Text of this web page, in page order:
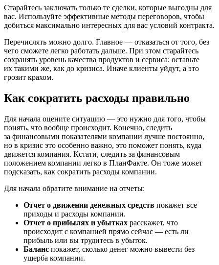
Старайтесь заключать только те сделки, которые выгодны для
вас. Используйте эффективные методы переговоров, чтобы
добиться максимально интересных для вас условий контракта.
Перечислять можно долго. Главное — отказаться от того, без
чего сможете легко работать дальше. При этом старайтесь
сохранять уровень качества продуктов и сервиса: оставьте
их такими же, как до кризиса. Иначе клиенты уйдут, а это
грозит крахом.
Как сократить расходы правильно
Для начала оцените ситуацию — это нужно для того, чтобы
понять, что вообще происходит. Конечно, следить
за финансовыми показателями компании лучше постоянно,
но в кризис это особенно важно, это поможет понять, куда
движется компания. Кстати, следить за финансовым
положением компании легко в ПланФакте. Он тоже может
подсказать, как сократить расходы компании.
Для начала обратите внимание на отчеты:
Отчет о движении денежных средств покажет все
приходы и расходы компании.
Отчет о прибылях и убытках расскажет, что
происходит с компанией прямо сейчас — есть ли
прибыль или вы трудитесь в убыток.
Баланс покажет, сколько денег можно вывести без
ущерба компании.